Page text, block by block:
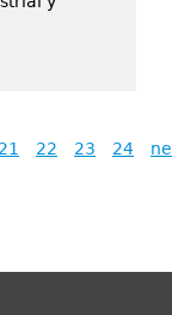
21 22 23 24